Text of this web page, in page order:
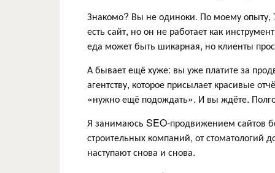
Знакомо? Вы не одиноки. По моему опыту,
есть сайт, но он не работает как
еда может быть шикарная, но клиенты
А бывает ещё хуже: вы уже платите за
агентству, которое присылает красивые
«нужно ещё подождать». И вы ждёте.
Я занимаюсь SEO-продвижением сайтов
строительных компаний, от
наступают снова и снова.